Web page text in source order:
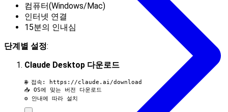
컴퓨터(Windows/Mac)
인터넷 연결
15분의 인내심
단계별 설정:
Claude Desktop 다운로드
🌐 접속: https://claude.ai/download
📥 OS에 맞는 버전 다운로드
⚙️ 안내에 따라 설치